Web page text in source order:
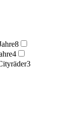
8
4
3